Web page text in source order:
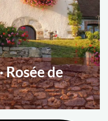
Rosée de